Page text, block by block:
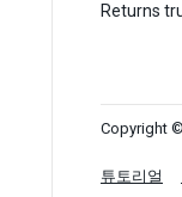
Returns
Copyright
튜토리얼